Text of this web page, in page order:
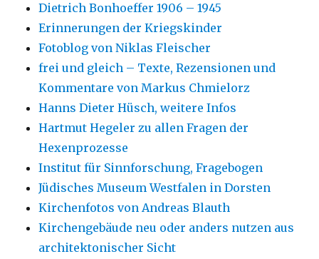
Dietrich Bonhoeffer 1906 – 1945
Erinnerungen der Kriegskinder
Fotoblog von Niklas Fleischer
frei und gleich – Texte, Rezensionen und
Kommentare von Markus Chmielorz
Hanns Dieter Hüsch, weitere Infos
Hartmut Hegeler zu allen Fragen der
Hexenprozesse
Institut für Sinnforschung, Fragebogen
Jüdisches Museum Westfalen in Dorsten
Kirchenfotos von Andreas Blauth
Kirchengebäude neu oder anders nutzen aus
architektonischer Sicht